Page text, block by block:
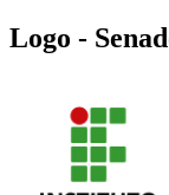
Logo -